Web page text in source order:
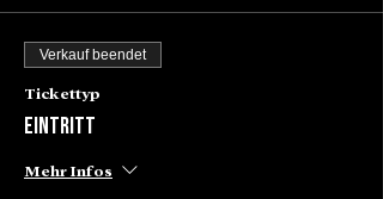
Verkauf beendet
Tickettyp
Eintritt
Mehr Infos